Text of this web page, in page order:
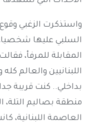
واستذكرت الزغبي وقوع
السلبي عليها
المقابلة للمرفأ،
اللبنانيين والعالم
بداخلي.. كنت قريبة
منطقة بصاليم
العاصمة اللبنانية،